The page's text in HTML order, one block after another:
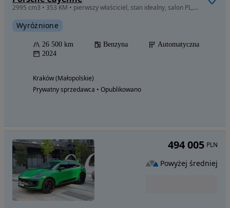
2995 cm3 • 353 KM • pierwszy właściciel, stan idealny, salon PL, gwarancja, vat 23%
Wyróżnione
26 500 km Benzyna
Automatyczna
2024
Kraków (Małopolskie)
Prywatny sprzedawca • Opublikowano
494 005 PLN
Powyżej średniej